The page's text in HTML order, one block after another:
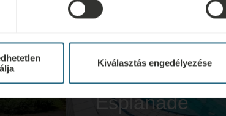
Kiválasztás engedélyezése
Esplanade